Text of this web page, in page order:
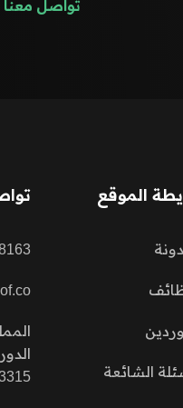
تواصل معنا
الموقع
الشائعة